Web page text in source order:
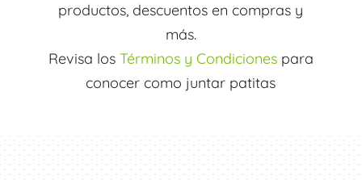
productos, descuentos en compras y
más.
Revisa los Términos y Condicionespara
conocer como juntar patitas